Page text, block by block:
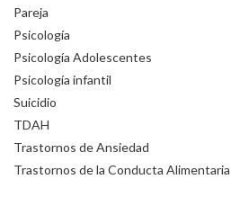
Pareja
Psicología
Psicología Adolescentes
Psicología infantil
Suicidio
TDAH
Trastornos de Ansiedad
Trastornos de la Conducta Alimentaria